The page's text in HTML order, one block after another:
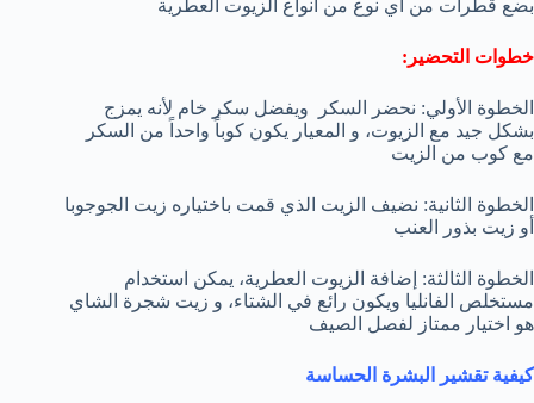
بضع قطرات من أي نوع من أنواع الزيوت العطرية
خطوات التحضير:
الخطوة الأولي: نحضر السكر ويفضل سكر خام لأنه يمزج
بشكل جيد مع الزيوت، و المعيار يكون كوباً واحداً من السكر
مع كوب من الزيت
الخطوة الثانية: نضيف الزيت الذي قمت باختياره زيت الجوجوبا
أو زيت بذور العنب
الخطوة الثالثة: إضافة الزيوت العطرية، يمكن استخدام
مستخلص الفانليا ويكون رائع في الشتاء، و زيت شجرة الشاي
هو اختيار ممتاز لفصل الصيف
كيفية تقشير البشرة الحساسة